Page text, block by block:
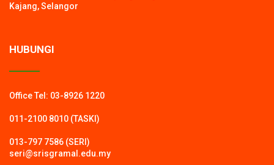
Kajang, Selangor
HUBUNGI
Office Tel: 03-8926 1220
011-2100 8010 (TASKI)
013-797 7586 (SERI)
seri@srisgramal.edu.my